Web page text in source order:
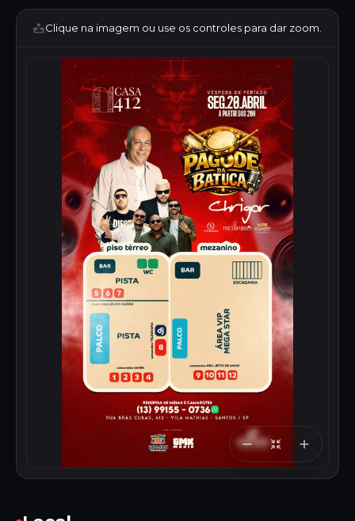
Clique na imagem ou use os controles para dar zoom.